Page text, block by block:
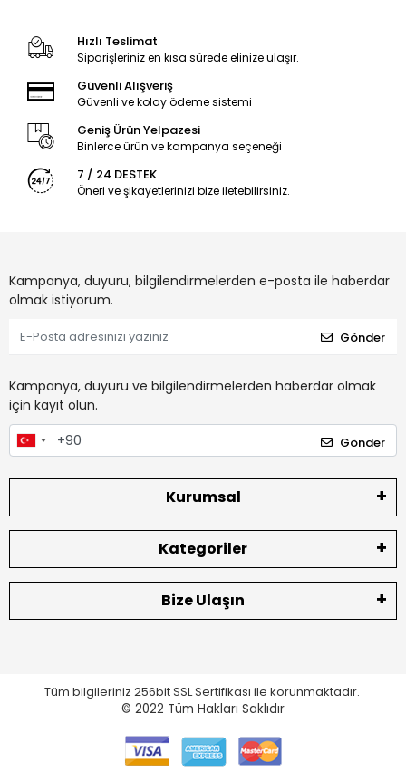
Hızlı Teslimat
Siparişleriniz en kısa sürede elinize ulaşır.
Güvenli Alışveriş
Güvenli ve kolay ödeme sistemi
Geniş Ürün Yelpazesi
Binlerce ürün ve kampanya seçeneği
7 / 24 DESTEK
Öneri ve şikayetlerinizi bize iletebilirsiniz.
Kampanya, duyuru, bilgilendirmelerden e-posta ile haberdar
olmak istiyorum.
Gönder
Kampanya, duyuru ve bilgilendirmelerden haberdar olmak
için kayıt olun.
Gönder
Kurumsal
Kategoriler
Bize Ulaşın
Tüm bilgileriniz 256bit SSL Sertifikası ile korunmaktadır.
© 2022 Tüm Hakları Saklıdır